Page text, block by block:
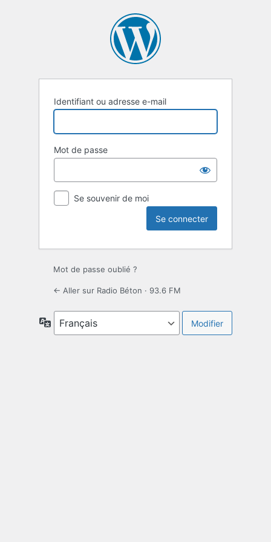
Identifiant ou adresse e-mail
Mot de passe
Se souvenir de moi
Mot de passe oublié ?
← Aller sur Radio Béton · 93.6 FM
Langue